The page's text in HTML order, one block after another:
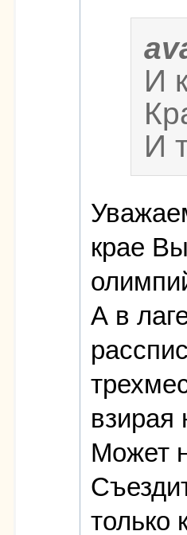
И
И
крае
А в
взирая
Может
только